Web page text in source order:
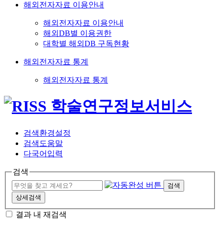
해외전자자료 이용안내
해외전자자료 이용안내
해외DB별 이용권한
대학별 해외DB 구독현황
해외전자자료 통계
해외전자자료 통계
검색환경설정
검색도움말
다국어입력
검색
검색
상세검색
결과 내 재검색